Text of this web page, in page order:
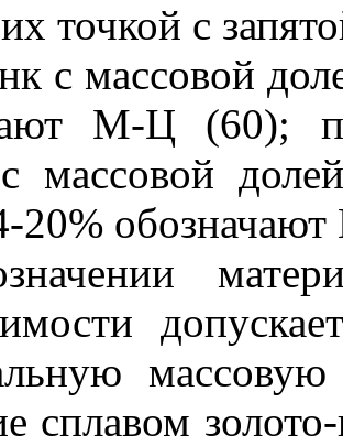
точкой с
с массовой
М-Ц (60);
массовой
20%
сплавом